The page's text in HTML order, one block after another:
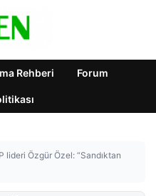
Rehberi Forum
lideri Özgür Özel: “Sandıktan